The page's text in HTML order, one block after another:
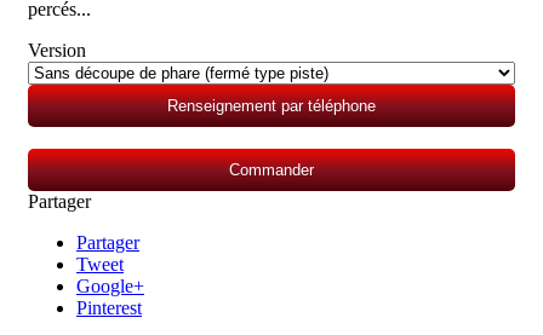
percés...
Version
Renseignement par téléphone
Commander
Partager
Partager
Tweet
Google+
Pinterest